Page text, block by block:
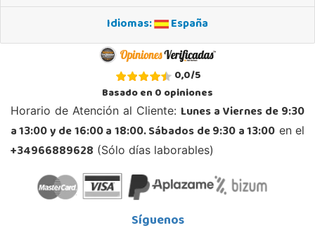
Idiomas:
España
0,0/5
Basado en0opiniones
Horario de Atención al Cliente: Lunes a Viernes de 9:30
a 13:00 y de 16:00 a 18:00. Sábados de 9:30 a 13:00 en el
+34966889628 (Sólo días laborables)
Síguenos